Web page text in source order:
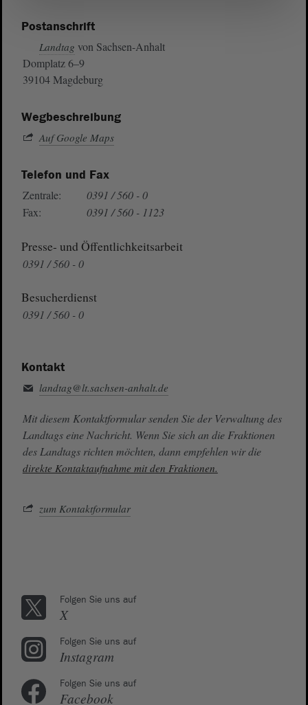
Postanschrift
Landtag von Sachsen-Anhalt
Domplatz 6–9
39104 Magdeburg
Wegbeschreibung
Auf Google Maps
Telefon und Fax
Zentrale:
0391 / 560 - 0
Fax:
0391 / 560 - 1123
Presse- und Öffentlichkeitsarbeit
0391 / 560 - 0
Besucherdienst
0391 / 560 - 0
Kontakt
landtag@lt.sachsen-anhalt.de
Mit diesem Kontaktformular senden Sie der Verwaltung des
Landtags eine Nachricht. Wenn Sie sich an die Fraktionen
des Landtags richten möchten, dann empfehlen wir die
direkte Kontaktaufnahme mit den Fraktionen.
zum Kontaktformular
Folgen Sie uns auf
X
Folgen Sie uns auf
Instagram
Folgen Sie uns auf
Facebook